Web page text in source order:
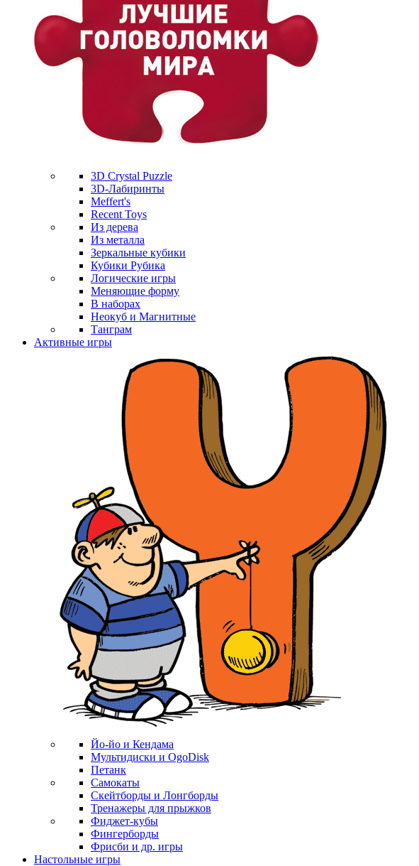
3D Crystal Puzzle
3D-Лабиринты
Meffert's
Recent Toys
Из дерева
Из металла
Зеркальные кубики
Кубики Рубика
Логические игры
Меняющие форму
В наборах
Неокуб и Магнитные
Танграм
Активные игры
Йо-йо и Кендама
Мультидиски и OgoDisk
Петанк
Самокаты
Скейтборды и Лонгборды
Тренажеры для прыжков
Фиджет-кубы
Фингерборды
Фрисби и др. игры
Настольные игры